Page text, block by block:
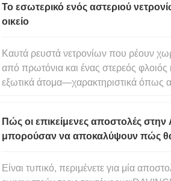
Το εσωτερικό ενός αστεριού
οικείο
Καυτά ρευστά νετρονίων που ρέουν
από πρωτόνια και ένας στερεός
εξωτικά άτομα—χαρακτηριστικά όπως
ενός αστερι
Πώς οι επικείμενες αποστολές
μπορούσαν να αποκαλύψουν πώς θα
Είναι τυπικό, περιμένετε για μία